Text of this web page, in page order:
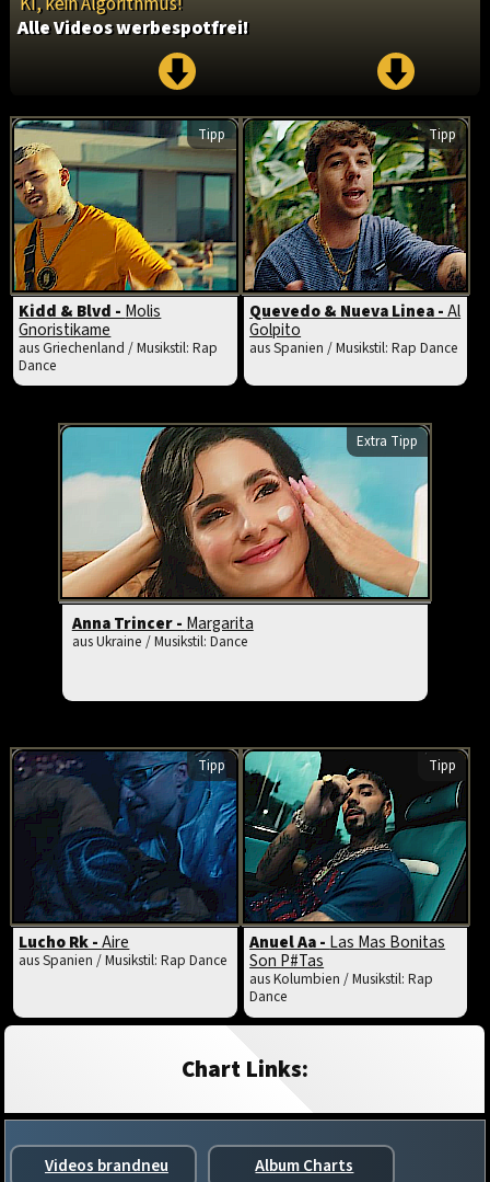
Alle Videos werbespotfrei!
Tipp
Kidd & Blvd - Molis
Gnoristikame
aus Griechenland / Musikstil: Rap
Dance
Tipp
Quevedo & Nueva Linea -Al
Golpito
aus Spanien / Musikstil: Rap Dance
Extra Tipp
Anna Trincer - Margarita
aus Ukraine / Musikstil: Dance
Tipp
Lucho Rk -Aire
aus Spanien / Musikstil: Rap Dance
Tipp
Anuel Aa -Las Mas Bonitas
Son P#Tas
aus Kolumbien / Musikstil: Rap
Dance
Chart Links:
Videos brandneu Album Charts